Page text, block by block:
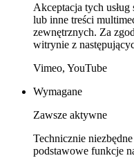
Akceptacja tych
lub inne treści
zewnętrznych. Za
witrynie z
Vimeo, YouTube
Wymagane
Zawsze aktywne
Technicznie
podstawowe funkcje